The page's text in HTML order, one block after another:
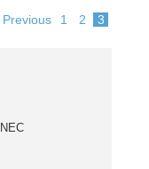
Previous
1 2 3
NEC